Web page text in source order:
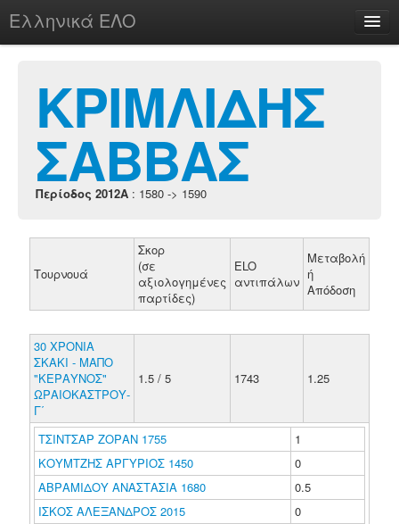
Ελληνικά ΕΛΟ
chesstu.be @ discord
Login
ΚΡΙΜΛΙΔΗΣ
ΣΑΒΒΑΣ
Περίοδος 2012A : 1580 -> 1590
Τουρνουά
Σκορ
(σε
αξιολογημένες
παρτίδες)
ELO
αντιπάλων
Μεταβολή
ή
Απόδοση
30 ΧΡΟΝΙΑ
ΣΚΑΚΙ - ΜΑΠΟ
"ΚΕΡΑΥΝΟΣ"
ΩΡΑΙΟΚΑΣΤΡΟΥ-
Γ΄
1.5 / 5 1743 1.25
ΤΣΙΝΤΣΑΡ ΖΟΡΑΝ 1755
1
ΚΟΥΜΤΖΗΣ ΑΡΓΥΡΙΟΣ 1450
0
ΑΒΡΑΜΙΔΟΥ ΑΝΑΣΤΑΣΙΑ 1680
0.5
ΙΣΚΟΣ ΑΛΕΞΑΝΔΡΟΣ 2015
0